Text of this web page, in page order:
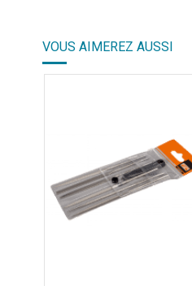
4étoiles
3étoiles
étoiles
VOUS AIMEREZ AUSSI